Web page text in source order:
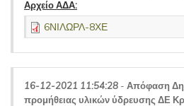
Αρχείο ΑΔΑ:
6ΝΙΛΩΡΛ-8ΧΕ
16-12-2021 11:54:28 - Απόφαση
προμήθειας υλικών ύδρευσης ΔΕ